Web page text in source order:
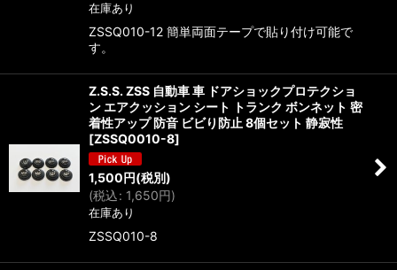
在庫あり
ZSSQ010-12 簡単両面テープで貼り付け可能で
す。
Z.S.S. ZSS 自動車 車 ドアショックプロテクショ
ン エアクッション シート トランク ボンネット 密
着性アップ 防音 ビビり防止 8個セット 静寂性
[ZSSQ0010-8]
1,500円(税別)
(税込: 1,650円)
在庫あり
ZSSQ010-8